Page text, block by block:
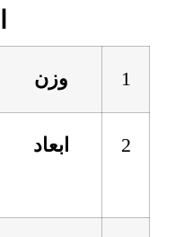
1 وزن
2 ابعاد